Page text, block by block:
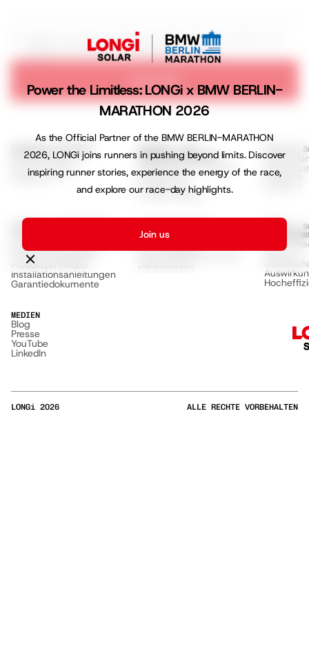
Power the Limitless: LONGi x BMW BERLIN-
MARATHON 2026
As the Official Partner of the BMW BERLIN-MARATHON
2026, LONGi joins runners in pushing beyond limits. Discover
inspiring runner stories, experience the energy of the race,
and explore our race-day highlights.
Join us
I agree to receive marketing emails with news, offers, and
updates from LONGi. View our
Privacy Policy
Subscribe
WOHNRAUM-LÖSUNGEN
EcoLife Serie
EcoLife Installer
Programm
GEWERBE- UND
INDUSTRIELÖSUNGEN
Gewerbliche Lösungen
Hi-MO X10
Hi-MO S10
Hi-MO X6 Max
UTILITY
GSE
Hi-MO 9
Offizielle Partnerliste
Produktdatenblätter
Produktzertifikate
Installationsanleitungen
Garantiedokumente
Über uns
Geschäftsbedingungen
UMWELT,
ESG &
Klima &
MEDIEN
Blog
Presse
YouTube
LinkedIn
LONGi 2026 ALLE RECHTE VORBEHALTEN